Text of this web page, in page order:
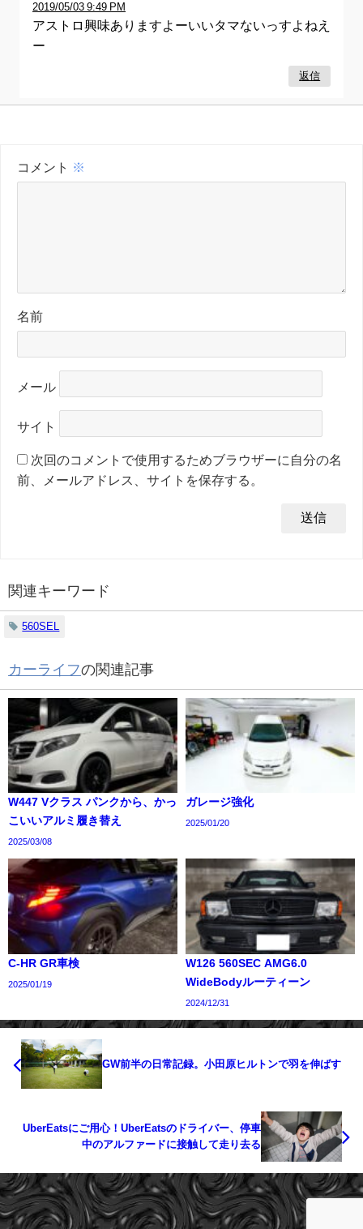
2019/05/03 9:49 PM
アストロ興味ありますよーいいタマないっすよねえ
ー
返信
コメント ※
名前
メール
サイト
次回のコメントで使用するためブラウザーに自分の名
前、メールアドレス、サイトを保存する。
関連キーワード
560SEL
カーライフの関連記事
W447 Vクラス パンクから、かっ
こいいアルミ履き替え
2025/03/08
ガレージ強化
2025/01/20
C-HR GR車検
2025/01/19
W126 560SEC AMG6.0
WideBodyルーティーン
2024/12/31
GW前半の日常記録。小田原ヒルトンで羽を伸ばす
UberEatsにご用心！UberEatsのドライバー、停車
中のアルファードに接触して走り去る